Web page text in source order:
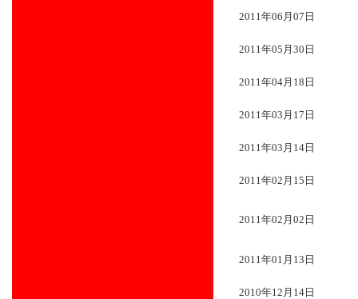
2011年06月07日
2011年05月30日
2011年04月18日
2011年03月17日
2011年03月14日
2011年02月15日
2011年02月02日
2011年01月13日
2010年12月14日